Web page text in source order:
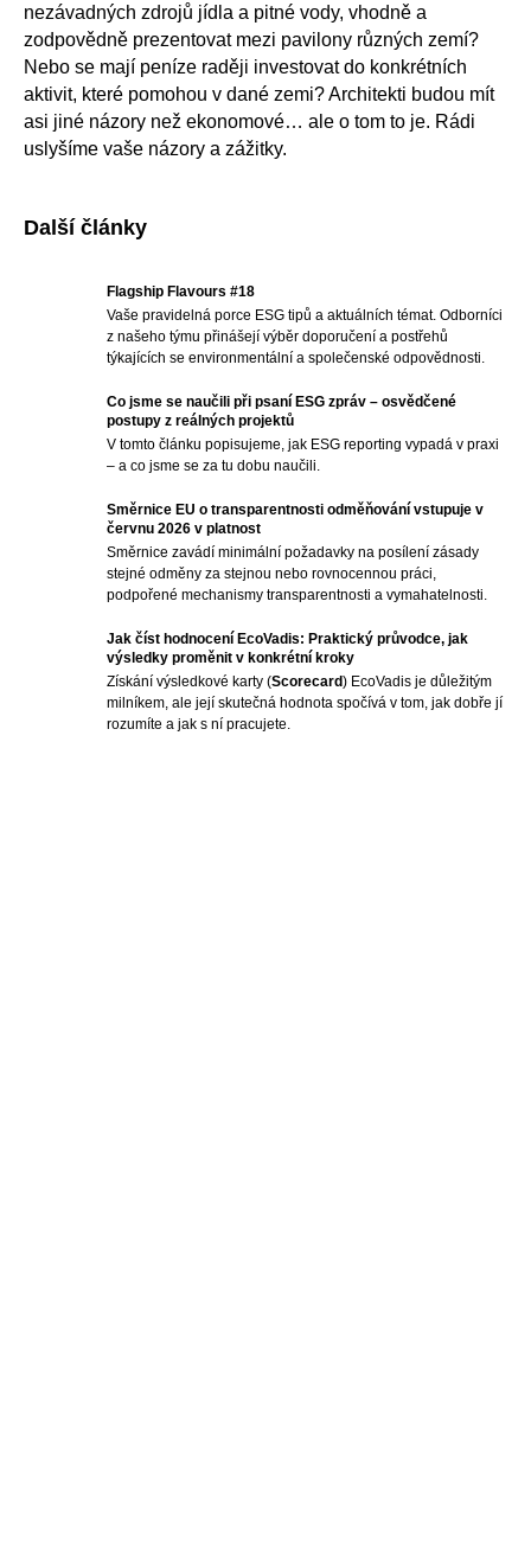
nezávadných zdrojů jídla a pitné vody, vhodně a
zodpovědně prezentovat mezi pavilony různých zemí?
Nebo se mají peníze raději investovat do konkrétních
aktivit, které pomohou v dané zemi? Architekti budou mít
asi jiné názory než ekonomové… ale o tom to je. Rádi
uslyšíme vaše názory a zážitky.
Další články
Flagship Flavours #18
Vaše pravidelná porce ESG tipů a aktuálních témat. Odborníci
z našeho týmu přinášejí výběr doporučení a postřehů
týkajících se environmentální a společenské odpovědnosti.
Co jsme se naučili při psaní ESG zpráv – osvědčené
postupy z reálných projektů
V tomto článku popisujeme, jak ESG reporting vypadá v praxi
– a co jsme se za tu dobu naučili.
Směrnice EU o transparentnosti odměňování vstupuje v
červnu 2026 v platnost
Směrnice zavádí minimální požadavky na posílení zásady
stejné odměny za stejnou nebo rovnocennou práci,
podpořené mechanismy transparentnosti a vymahatelnosti.
Jak číst hodnocení EcoVadis: Praktický průvodce, jak
výsledky proměnit v konkrétní kroky
Získání výsledkové karty (Scorecard) EcoVadis je důležitým
milníkem, ale její skutečná hodnota spočívá v tom, jak dobře jí
rozumíte a jak s ní pracujete.